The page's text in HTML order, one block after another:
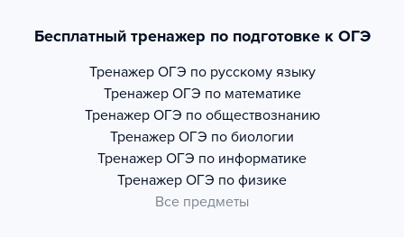
Бесплатный тренажер по подготовке к ОГЭ
Тренажер ОГЭ по русскому языку
Тренажер ОГЭ по математике
Тренажер ОГЭ по обществознанию
Тренажер ОГЭ по биологии
Тренажер ОГЭ по информатике
Тренажер ОГЭ по физике
Все предметы